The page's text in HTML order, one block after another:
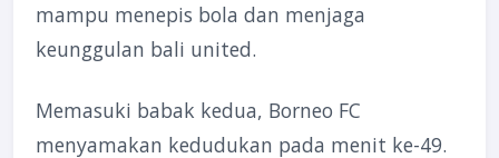
mampu menepis bola dan menjaga
keunggulan bali united.
Memasuki babak kedua, Borneo FC
menyamakan kedudukan pada menit ke-49.